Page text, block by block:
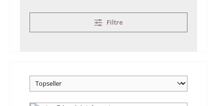
Filtre